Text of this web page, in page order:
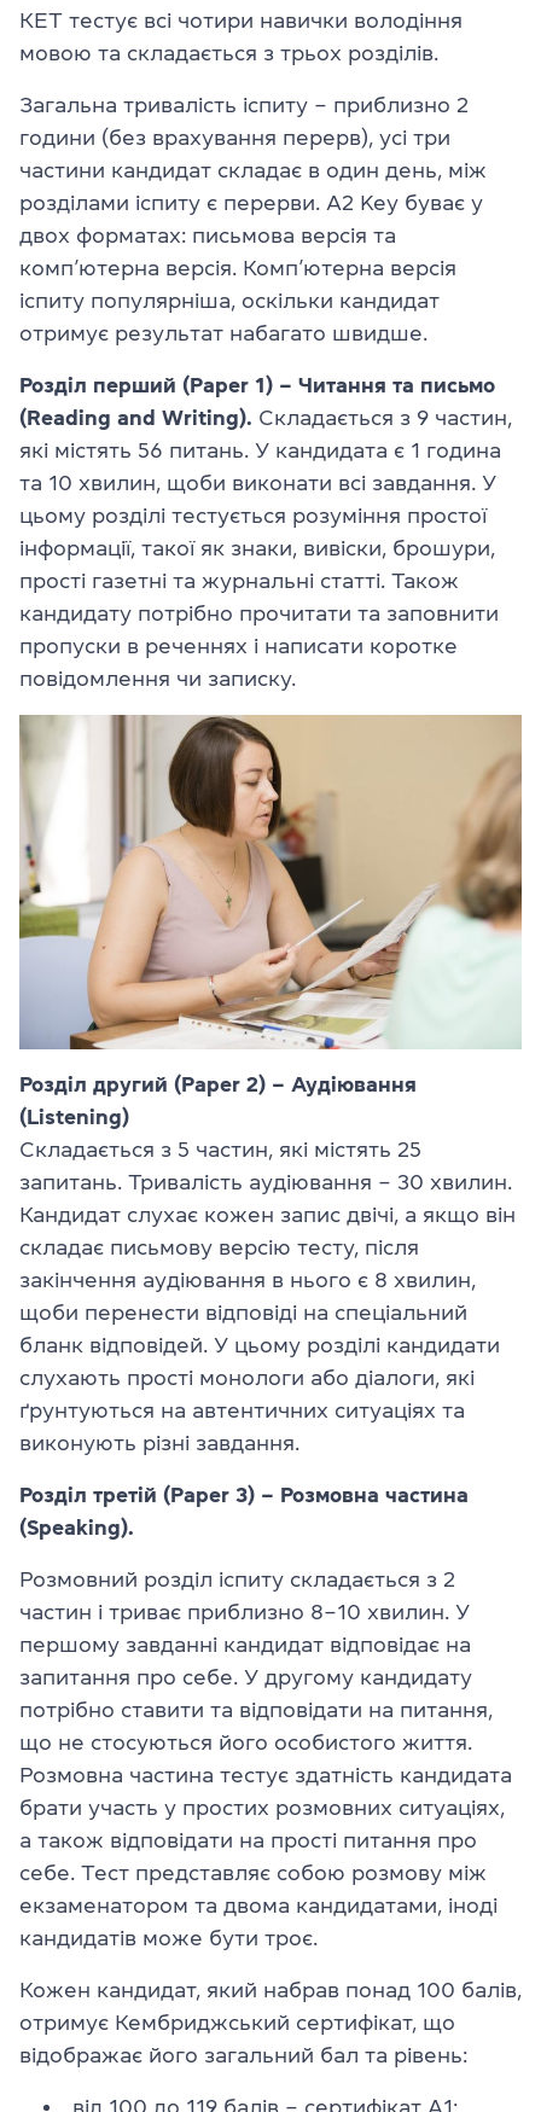
КЕТ тестує всі чотири навички володіння
мовою та складається з трьох розділів.
Загальна тривалість іспиту – приблизно 2
години (без врахування перерв), усі три
частини кандидат складає в один день, між
розділами іспиту є перерви. A2 Key буває у
двох форматах: письмова версія та
комп’ютерна версія. Комп’ютерна версія
іспиту популярніша, оскільки кандидат
отримує результат набагато швидше.
Розділ перший (Paper 1) – Читання та письмо
(Reading and Writing). Складається з 9 частин,
які містять 56 питань. У кандидата є 1 година
та 10 хвилин, щоби виконати всі завдання. У
цьому розділі тестується розуміння простої
інформації, такої як знаки, вивіски, брошури,
прості газетні та журнальні статті. Також
кандидату потрібно прочитати та заповнити
пропуски в реченнях і написати коротке
повідомлення чи записку.
Розділ другий (Paper 2) – Аудіювання
(Listening)
Складається з 5 частин, які містять 25
запитань. Тривалість аудіювання – 30 хвилин.
Кандидат слухає кожен запис двічі, а якщо він
складає письмову версію тесту, після
закінчення аудіювання в нього є 8 хвилин,
щоби перенести відповіді на спеціальний
бланк відповідей. У цьому розділі кандидати
слухають прості монологи або діалоги, які
ґрунтуються на автентичних ситуаціях та
виконують різні завдання.
Розділ третій (Paper 3) – Розмовна частина
(Speaking).
Розмовний розділ іспиту складається з 2
частин і триває приблизно 8–10 хвилин. У
першому завданні кандидат відповідає на
запитання про себе. У другому кандидату
потрібно ставити та відповідати на питання,
що не стосуються його особистого життя.
Розмовна частина тестує здатність кандидата
брати участь у простих розмовних ситуаціях,
а також відповідати на прості питання про
себе. Тест представляє собою розмову між
екзаменатором та двома кандидатами, іноді
кандидатів може бути троє.
Кожен кандидат, який набрав понад 100 балів,
отримує Кембриджський сертифікат, що
відображає його загальний бал та рівень:
від 100 до 119 балів – сертифікат A1;